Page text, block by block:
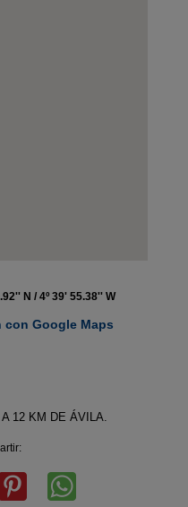
N / 4º 39' 55.38'' W
Google Maps
12 KM DE ÁVILA.